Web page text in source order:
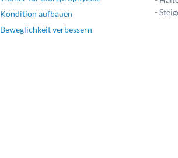
Kondition aufbauen
Beweglichkeit verbessern
-